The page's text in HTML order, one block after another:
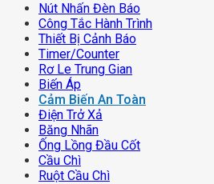
Nút Nhấn Đèn Báo
Công Tắc Hành Trình
Thiết Bị Cảnh Báo
Timer/counter
Rơ Le Trung Gian
Biến Áp
Cảm Biến An Toàn
Điện Trở Xả
Băng Nhãn
Ống Lồng Đầu Cốt
Cầu Chì
Ruột Cầu Chì